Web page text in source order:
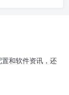
和软件资讯，还